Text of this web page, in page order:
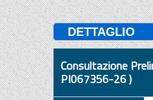
DETTAGLIO
Consultazione
PI067356-26 )